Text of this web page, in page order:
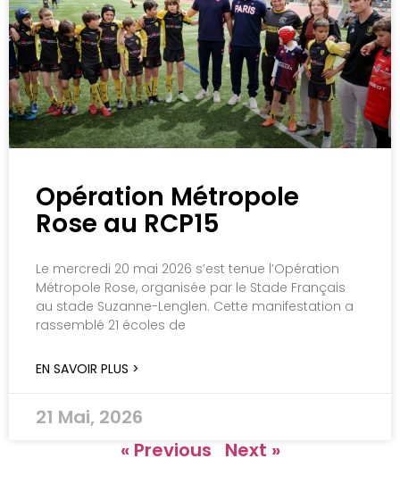
Opération Métropole
Rose au RCP15
Le mercredi 20 mai 2026 s’est tenue l’Opération
Métropole Rose, organisée par le Stade Français
au stade Suzanne-Lenglen. Cette manifestation a
rassemblé 21 écoles de
EN SAVOIR PLUS >
21 Mai, 2026
« Previous
Next »